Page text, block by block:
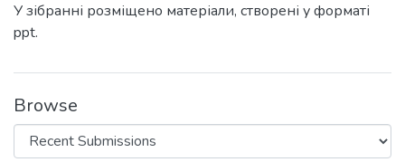
У зібранні розміщено матеріали, створені у форматі
ppt.
Browse